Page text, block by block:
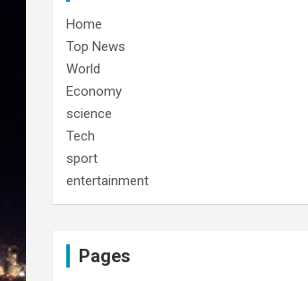
Home
Top News
World
Economy
science
Tech
sport
entertainment
Pages